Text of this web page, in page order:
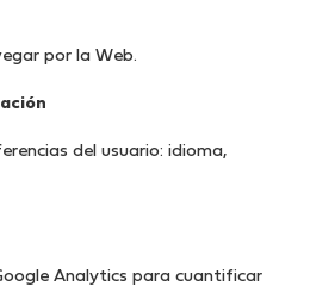
por la Web.
del usuario: idioma,
Analytics para cuantificar